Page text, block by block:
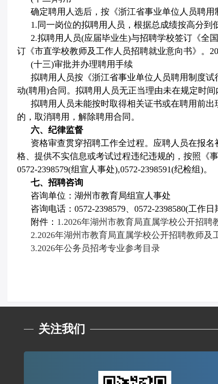
确定聘用人选后，按《浙江省事业单位人员聘
1. 同一岗位的拟聘用人员，根据总成绩按高分到
2.拟聘用人员(应届毕业生)与招聘学校签订《全
订《市直学校教师及工作人员招聘就业意向书》。
(十三)审批并办理聘用手续
拟聘用人员按《浙江省事业单位人员聘用制度
动(聘用)合同。拟聘用人员无正当理由未在规定时
拟聘用人员未能按时取得相关证书或在聘用前
的，取消聘用，解除聘用合同。
六、纪律监督
资格审查贯穿招聘工作全过程。应聘人员在报
格、提供不实信息或考试过程违纪违规的，按照《
0572-2398579(组宣人事处),0572-2398591(纪检组 )。
七、招聘咨询
咨询单位：湖州市教育局组宣人事处
咨询电话： 0572-2398579、 0572-2398580(工作日
附件： 1.2026年湖州市教育局直属学校公开招
2.2026年湖州市教育局直属学校公开招聘教师及
3.2026年公务员招考专业参考目录
关注我们